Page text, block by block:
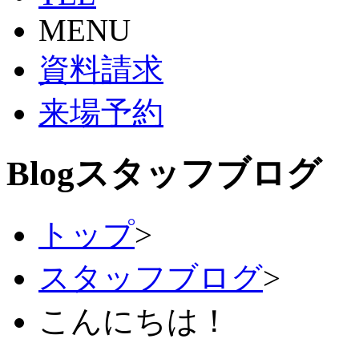
MENU
資料請求
来場予約
Blogスタッフブログ
トップ>
スタッフブログ>
こんにちは！